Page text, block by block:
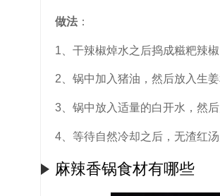
做法 ：
1、干辣椒焯水之后捣成糍粑辣
2、锅中加入猪油，然后放入生
3、锅中放入适量的白开水，然
4、等待自然冷却之后，无渣红
麻辣香锅食材有哪些